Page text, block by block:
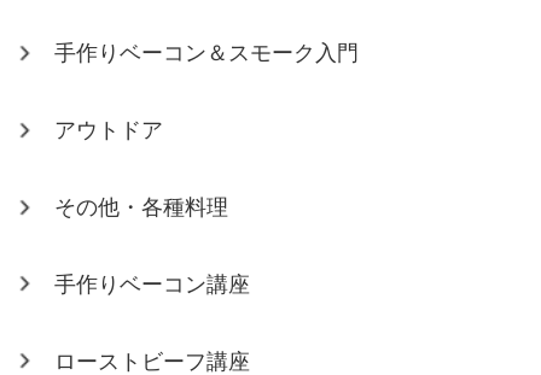
手作りベーコン＆スモーク入門
アウトドア
その他・各種料理
手作りベーコン講座
ローストビーフ講座